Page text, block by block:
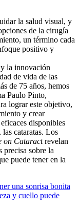
la salud visual, y
de la cirugía
un término cada
positivo y
la innovación
de vida de las
de 75 años, hemos
Paulo Pinto,
lograr este objetivo,
y crear
disponibles
cataratas. Los
on Cataractrevelan
precisa sobre la
puede tener en la
una sonrisa bonita
y cuello puede